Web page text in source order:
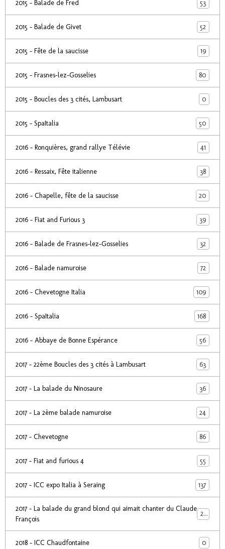
2015 - Balade de Fred 53
2015 - Balade de Givet 52
2015 - Fête de la saucisse 19
2015 - Frasnes-lez-Gosselies 80
2015 - Boucles des 3 cités, Lambusart 0
2015 - SpaItalia 50
2016 - Ronquières, grand rallye Télévie 41
2016 - Ressaix, Fête italienne 38
2016 - Chapelle, fête de la saucisse 20
2016 - Fiat and Furious 3 39
2016 - Balade de Frasnes-lez-Gosselies 32
2016 - Balade namuroise 72
2016 - Chevetogne Italia 109
2016 - SpaItalia 168
2016 - Abbaye de Bonne Espérance 56
2017 - 22ème Boucles des 3 cités à Lambusart 63
2017 - La balade du Ninosaure 36
2017 - La 2ème balade namuroise 24
2017 - Chevetogne 86
2017 - Fiat and furious 4 55
2017 - ICC expo Italia à Seraing 137
2017 - La balade du grand blond qui aimait chanter du Claude
François
24
2018 - ICC Chaudfontaine 0